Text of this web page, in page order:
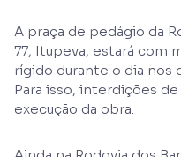
A praça de pedágio da
77, Itupeva, estará com
rígido durante o dia nos
Para isso, interdições de
execução da obra.